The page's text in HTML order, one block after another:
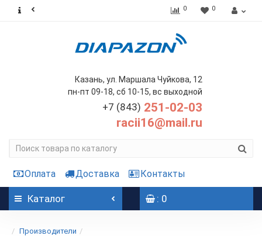
0 0
Казань, ул. Маршала Чуйкова, 12
пн-пт 09-18, сб 10-15, вс выходной
+7 (843) 251-02-03
racii16@mail.ru
Оплата Доставка Контакты
Каталог : 0
Производители